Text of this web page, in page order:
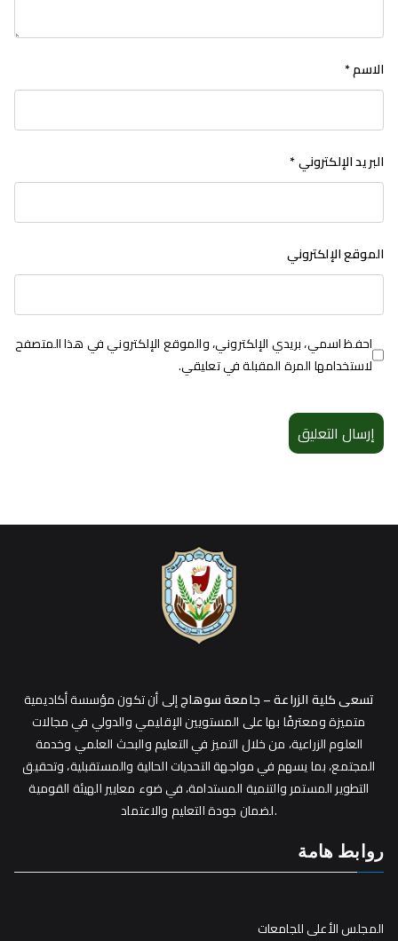
الاسم*
البريد الإلكتروني*
الموقع الإلكتروني
احفظ اسمي، بريدي الإلكتروني، والموقع الإلكتروني في هذا المتصفح
لاستخدامها المرة المقبلة في تعليقي.
تسعى كلية الزراعة – جامعة سوهاجإلى أن تكون مؤسسة أكاديمية
متميزة ومعترفًا بها على المستويين الإقليمي والدولي في مجالات
العلوم الزراعية، من خلال التميز في التعليم والبحث العلمي وخدمة
المجتمع، بما يسهم في مواجهة التحديات الحالية والمستقبلية، وتحقيق
التطوير المستمر والتنمية المستدامة، في ضوء معايير الهيئة القومية
لضمان جودة التعليم والاعتماد.
روابط هامة
المجلس الأعلى للجامعات